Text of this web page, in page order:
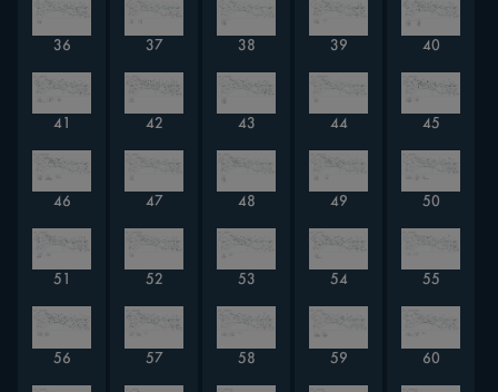
36 37 38 39 40
41 42 43 44 45
46 47 48 49 50
51 52 53 54 55
56 57 58 59 60